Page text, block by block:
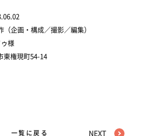
企画・構成／撮影／編集）
様
東権現町54-14
一覧に戻る NEXT